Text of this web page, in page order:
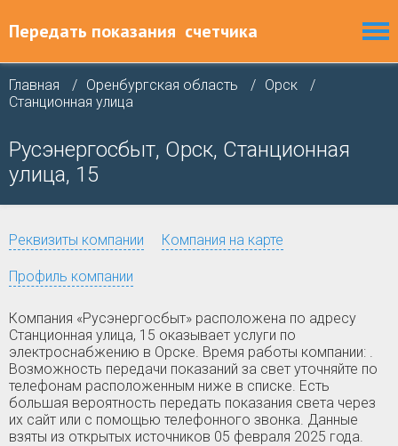
Передать показания счетчика
Главная Оренбургская область
Орск
Станционная улица
Русэнергосбыт, Орск, Станционная
улица, 15
Реквизиты компании Компания на карте
Профиль компании
Компания «Русэнергосбыт» расположена по адресу
Станционная улица, 15 оказывает услуги по
электроснабжению в Орске. Время работы компании: .
Возможность передачи показаний за свет уточняйте по
телефонам расположенным ниже в списке. Есть
большая вероятность передать показания света через
их сайт или с помощью телефонного звонка. Данные
взяты из открытых источников 05 февраля 2025 года.